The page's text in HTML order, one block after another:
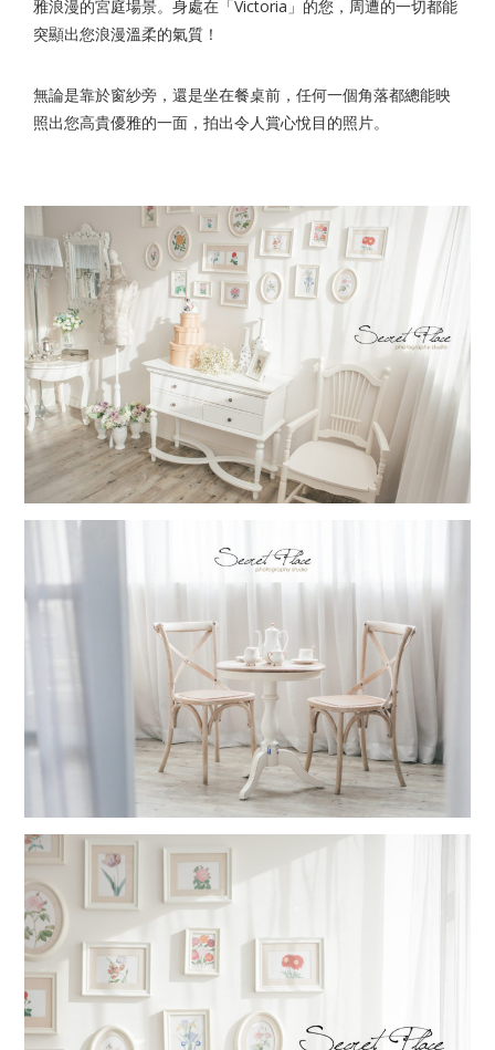
雅浪漫的宮庭場景。身處在「Victoria」的您，周遭的一切都能
突顯出您浪漫溫柔的氣質！
無論是靠於窗紗旁，還是坐在餐桌前，任何一個角落都總能映
照出您高貴優雅的一面，拍出令人賞心悅目的照片。